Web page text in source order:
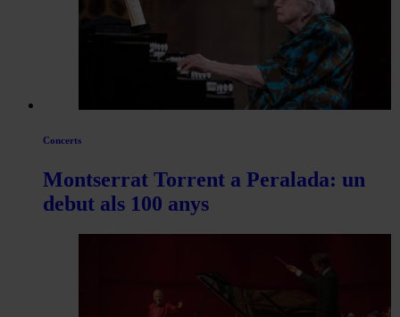
Concerts
Montserrat Torrent a Peralada: un
debut als 100 anys